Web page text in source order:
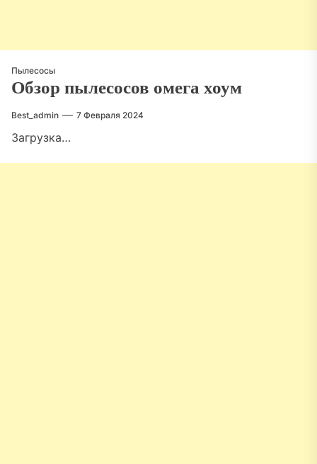
Пылесосы
Обзор пылесосов омега хоум
Best_admin 7 Февраля 2024
Загрузка…